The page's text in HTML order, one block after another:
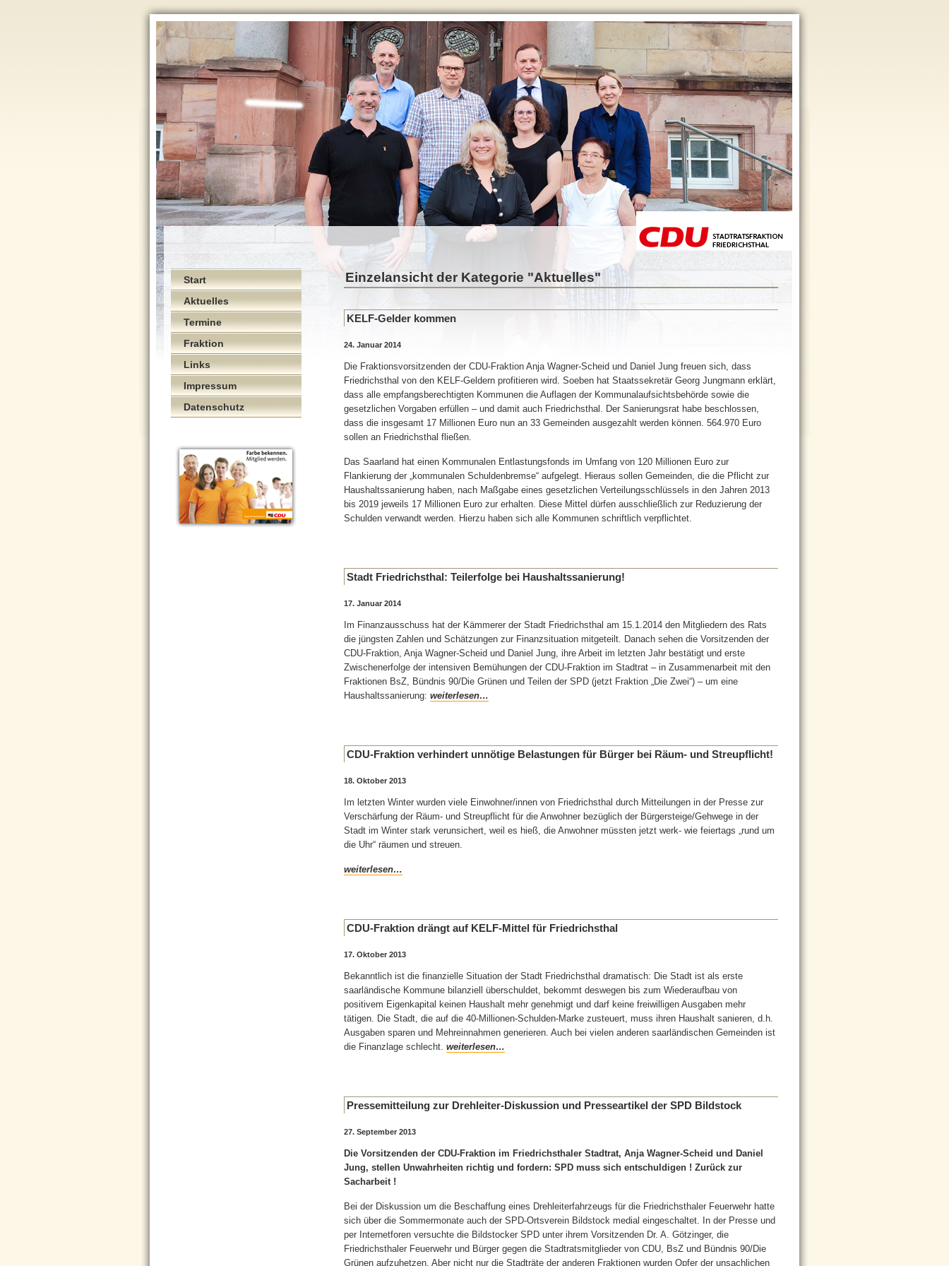
Start
Aktuelles
Termine
Fraktion
Links
Impressum
Datenschutz
Einzelansicht der Kategorie "Aktuelles"
KELF-Gelder kommen
24. Januar 2014
Die Fraktionsvorsitzenden der CDU-Fraktion Anja Wagner-Scheid und Daniel Jung freuen sich, dass
Friedrichsthal von den KELF-Geldern profitieren wird. Soeben hat Staatssekretär Georg Jungmann erklärt,
dass alle empfangsberechtigten Kommunen die Auflagen der Kommunalaufsichtsbehörde sowie die
gesetzlichen Vorgaben erfüllen – und damit auch Friedrichsthal. Der Sanierungsrat habe beschlossen,
dass die insgesamt 17 Millionen Euro nun an 33 Gemeinden ausgezahlt werden können. 564.970 Euro
sollen an Friedrichsthal fließen.
Das Saarland hat einen Kommunalen Entlastungsfonds im Umfang von 120 Millionen Euro zur
Flankierung der „kommunalen Schuldenbremse“ aufgelegt. Hieraus sollen Gemeinden, die die Pflicht zur
Haushaltssanierung haben, nach Maßgabe eines gesetzlichen Verteilungsschlüssels in den Jahren 2013
bis 2019 jeweils 17 Millionen Euro zur erhalten. Diese Mittel dürfen ausschließlich zur Reduzierung der
Schulden verwandt werden. Hierzu haben sich alle Kommunen schriftlich verpflichtet.
Stadt Friedrichsthal: Teilerfolge bei Haushaltssanierung!
17. Januar 2014
Im Finanzausschuss hat der Kämmerer der Stadt Friedrichsthal am 15.1.2014 den Mitgliedern des Rats
die jüngsten Zahlen und Schätzungen zur Finanzsituation mitgeteilt. Danach sehen die Vorsitzenden der
CDU-Fraktion, Anja Wagner-Scheid und Daniel Jung, ihre Arbeit im letzten Jahr bestätigt und erste
Zwischenerfolge der intensiven Bemühungen der CDU-Fraktion im Stadtrat – in Zusammenarbeit mit den
Fraktionen BsZ, Bündnis 90/Die Grünen und Teilen der SPD (jetzt Fraktion „Die Zwei“) – um eine
Haushaltssanierung: weiterlesen…
CDU-Fraktion verhindert unnötige Belastungen für Bürger bei Räum- und Streupflicht!
18. Oktober 2013
Im letzten Winter wurden viele Einwohner/innen von Friedrichsthal durch Mitteilungen in der Presse zur
Verschärfung der Räum- und Streupflicht für die Anwohner bezüglich der Bürgersteige/Gehwege in der
Stadt im Winter stark verunsichert, weil es hieß, die Anwohner müssten jetzt werk- wie feiertags „rund um
die Uhr“ räumen und streuen.
weiterlesen…
CDU-Fraktion drängt auf KELF-Mittel für Friedrichsthal
17. Oktober 2013
Bekanntlich ist die finanzielle Situation der Stadt Friedrichsthal dramatisch: Die Stadt ist als erste
saarländische Kommune bilanziell überschuldet, bekommt deswegen bis zum Wiederaufbau von
positivem Eigenkapital keinen Haushalt mehr genehmigt und darf keine freiwilligen Ausgaben mehr
tätigen. Die Stadt, die auf die 40-Millionen-Schulden-Marke zusteuert, muss ihren Haushalt sanieren, d.h.
Ausgaben sparen und Mehreinnahmen generieren. Auch bei vielen anderen saarländischen Gemeinden ist
die Finanzlage schlecht. weiterlesen…
Pressemitteilung zur Drehleiter-Diskussion und Presseartikel der SPD Bildstock
27. September 2013
Die Vorsitzenden der CDU-Fraktion im Friedrichsthaler Stadtrat, Anja Wagner-Scheid und Daniel
Jung, stellen Unwahrheiten richtig und fordern: SPD muss sich entschuldigen ! Zurück zur
Sacharbeit !
Bei der Diskussion um die Beschaffung eines Drehleiterfahrzeugs für die Friedrichsthaler Feuerwehr hatte
sich über die Sommermonate auch der SPD-Ortsverein Bildstock medial eingeschaltet. In der Presse und
per Internetforen versuchte die Bildstocker SPD unter ihrem Vorsitzenden Dr. A. Götzinger, die
Friedrichsthaler Feuerwehr und Bürger gegen die Stadtratsmitglieder von CDU, BsZ und Bündnis 90/Die
Grünen aufzuhetzen. Aber nicht nur die Stadträte der anderen Fraktionen wurden Opfer der unsachlichen